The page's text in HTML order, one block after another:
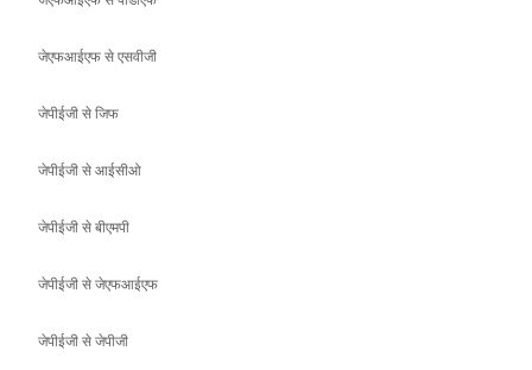
जेपीईजी से जिफ
जेपीईजी से आईसीओ
जेपीईजी से बीएमपी
जेपीईजी से जेएफआईएफ
जेपीईजी से जेपीजी
जेपीईजी से एसवीजी
जेपीईजी से पीडीएफ